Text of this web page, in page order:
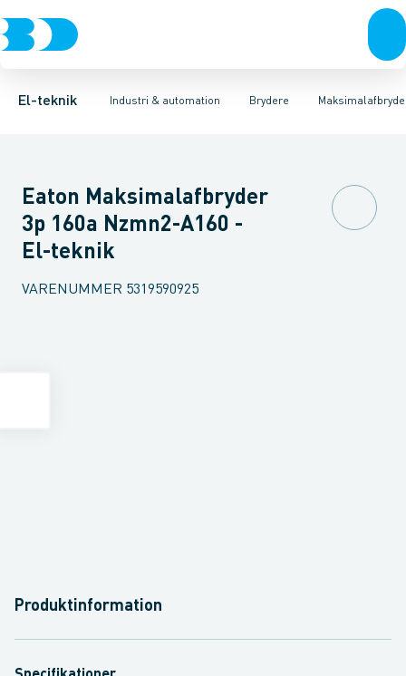
El-teknik Industri & automation
Afbrydere, stikkontakter & lampeudtagForgreningsmateriel
Brydere
Industristiksystemer Frekvensomformere og softstartere
Motorbetjening for effektafbryder Ombygningssæt til
Eaton Maksimalafbryder
3p 160a Nzmn2-A160 -
El-teknik
VARENUMMER 5319590925
Produktinformation